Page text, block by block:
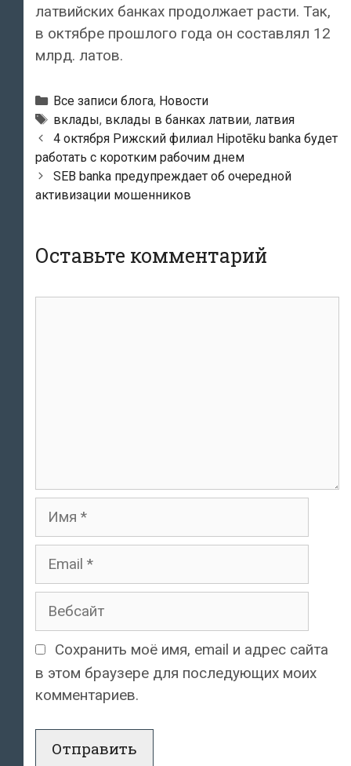
латвийских банках продолжает расти. Так,
в октябре прошлого года он составлял 12
млрд. латов.
Рубрики
Все записи блога, Новости
Тэги
вклады, вклады в банках латвии, латвия
Навигация
по
записям
4 октября Рижский филиал Hipotēku banka будет
работать с коротким рабочим днем
SEB banka предупреждает об очередной
активизации мошенников
Оставьте комментарий
Имя
Email
Вебсайт
Сохранить моё имя, email и адрес сайта
в этом браузере для последующих моих
комментариев.